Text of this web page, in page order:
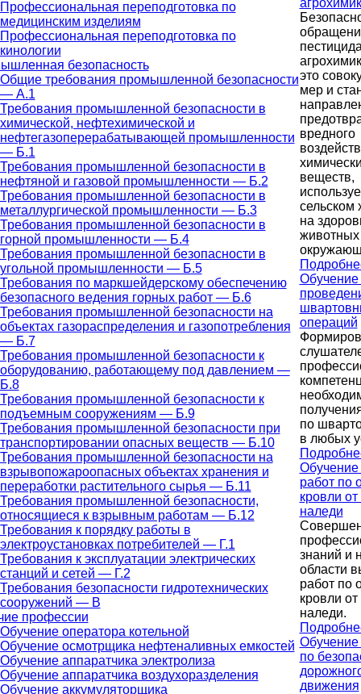
Профессиональная переподготовка по
медицинским изделиям
Профессиональная переподготовка по
кинологии
безопасность
Общие требования промышленной безопасности
— А.1
Требования промышленной безопасности в
химической, нефтехимической и
нефтегазоперерабатывающей промышленности
— Б.1
Требования промышленной безопасности в
нефтяной и газовой промышленности — Б.2
Требования промышленной безопасности в
металлургической промышленности — Б.3
Требования промышленной безопасности в
горной промышленности — Б.4
Требования промышленной безопасности в
угольной промышленности — Б.5
Требования по маркшейдерскому обеспечению
безопасного ведения горных работ — Б.6
Требования промышленной безопасности на
объектах газораспределения и газопотребления
— Б.7
Требования промышленной безопасности к
оборудованию, работающему под давлением —
Б.8
Требования промышленной безопасности к
подъемным сооружениям — Б.9
Требования промышленной безопасности при
транспортировании опасных веществ — Б.10
Требования промышленной безопасности на
взрывопожароопасных объектах хранения и
переработки растительного сырья — Б.11
Требования промышленной безопасности,
относящиеся к взрывным работам — Б.12
Требования к порядку работы в
электроустановках потребителей — Г.1
Требования к эксплуатации электрических
станций и сетей — Г.2
Требования безопасности гидротехнических
сооружений — В
профессии
Обучение оператора котельной
Обучение осмотрщика нефтеналивных емкостей
Обучение аппаратчика электролиза
Обучение аппаратчика воздухоразделения
Обучение аккумуляторщика
это
мер и
вредного
веществ,
сельском
на
животных
Обучение
операций
по
в любых
работ по
кровли от
наледи
знаний и
области
работ по
кровли от
наледи.
Обучение
по
движения